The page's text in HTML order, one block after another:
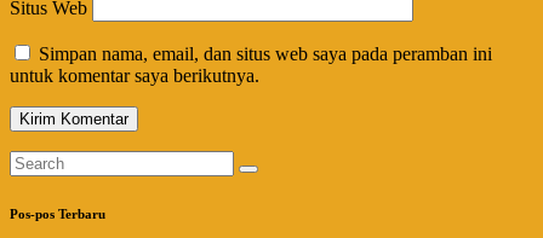
Situs Web
Simpan nama, email, dan situs web saya pada peramban ini
untuk komentar saya berikutnya.
Pos-pos Terbaru